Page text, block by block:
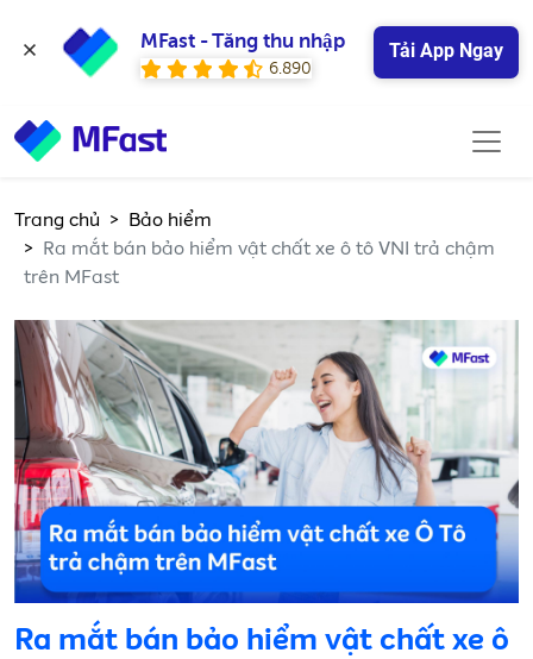
MFast - Tăng thu nhập
6.890
Tải App Ngay
Trang chủ
Bảo hiểm
Ra mắt bán bảo hiểm vật chất xe ô tô VNI trả chậm
trên MFast
Ra mắt bán bảo hiểm vật chất xe ô